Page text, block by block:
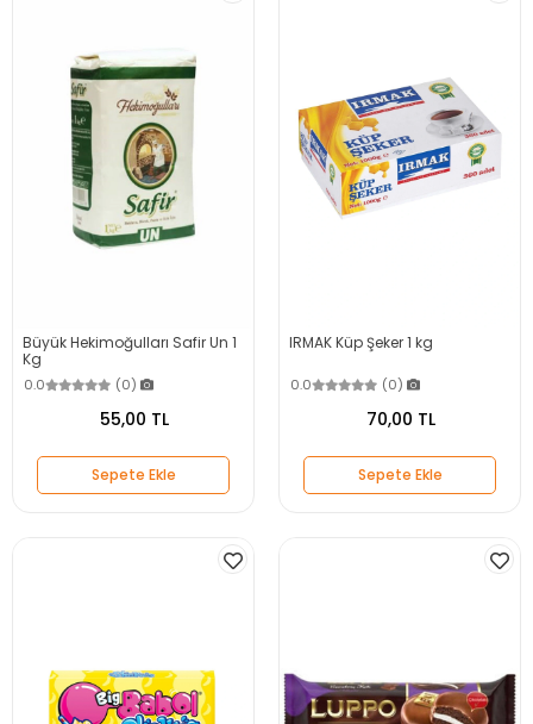
Büyük Hekimoğulları Safir Un 1
Kg
0.0 (0)
55,00 TL
Sepete Ekle
IRMAK Küp Şeker 1 kg
0.0 (0)
70,00 TL
Sepete Ekle